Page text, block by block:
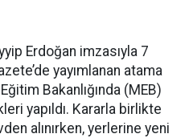
Erdoğan imzasıyla 7
yayımlanan atama
Bakanlığında (MEB)
yapıldı. Kararla birlikte
alınırken, yerlerine yeni